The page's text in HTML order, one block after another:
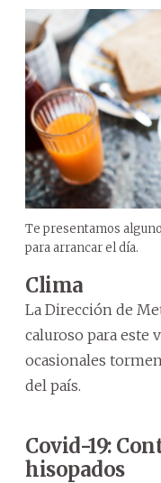
Te presentamos
para arrancar el día.
Clima
La Dirección de
caluroso para este
ocasionales
del país.
Covid-19:
hisopados